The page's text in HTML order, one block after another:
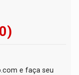
e faça seu